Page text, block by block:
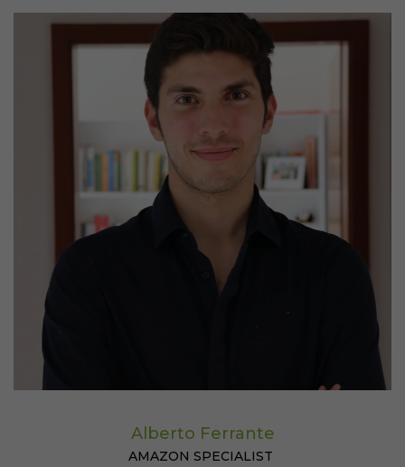
Alberto Ferrante
AMAZON SPECIALIST